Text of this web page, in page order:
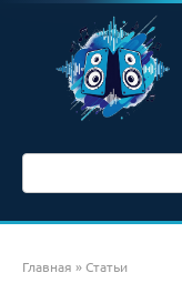
контенту
Главная »Статьи